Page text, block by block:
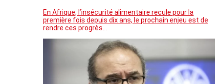
En Afrique, l’insécurité alimentaire recule pour la
première fois depuis dix ans, le prochain enjeu est de
rendre ces progrès…